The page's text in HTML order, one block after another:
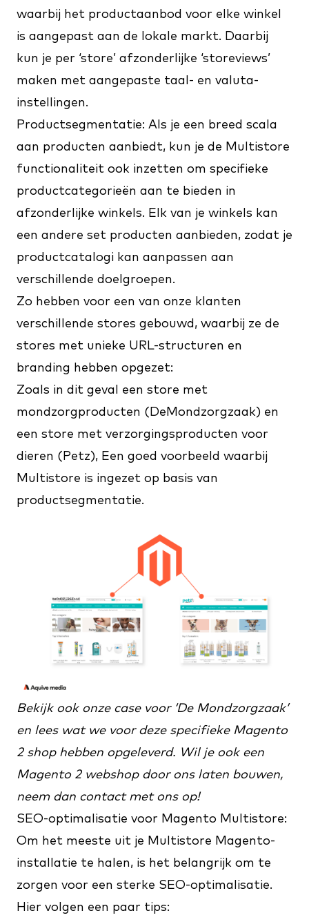
waarbij het productaanbod voor elke winkel
is aangepast aan de lokale markt. Daarbij
kun je per ‘store’ afzonderlijke ‘storeviews’
maken met aangepaste taal- en valuta-
instellingen.
Productsegmentatie: Als je een breed scala
aan producten aanbiedt, kun je de Multistore
functionaliteit ook inzetten om specifieke
productcategorieën aan te bieden in
afzonderlijke winkels. Elk van je winkels kan
een andere set producten aanbieden, zodat je
productcatalogi kan aanpassen aan
verschillende doelgroepen.
Zo hebben voor een van onze klanten
verschillende stores gebouwd, waarbij ze de
stores met unieke URL-structuren en
branding hebben opgezet:
Zoals in dit geval een store met
mondzorgproducten ( DeMondzorgzaak) en
een store met verzorgingsproducten voor
dieren ( Petz), Een goed voorbeeld waarbij
Multistore is ingezet op basis van
productsegmentatie.
Bekijk ook onze casevoor ‘De Mondzorgzaak’
en lees wat we voor deze specifieke Magento
2 shop hebben opgeleverd. Wil je ook een
Magento 2 webshop door ons laten bouwen,
neem dan contactmet ons op!
SEO-optimalisatie voor Magento Multistore:
Om het meeste uit je Multistore Magento-
installatie te halen, is het belangrijk om te
zorgen voor een sterke SEO-optimalisatie.
Hier volgen een paar tips: